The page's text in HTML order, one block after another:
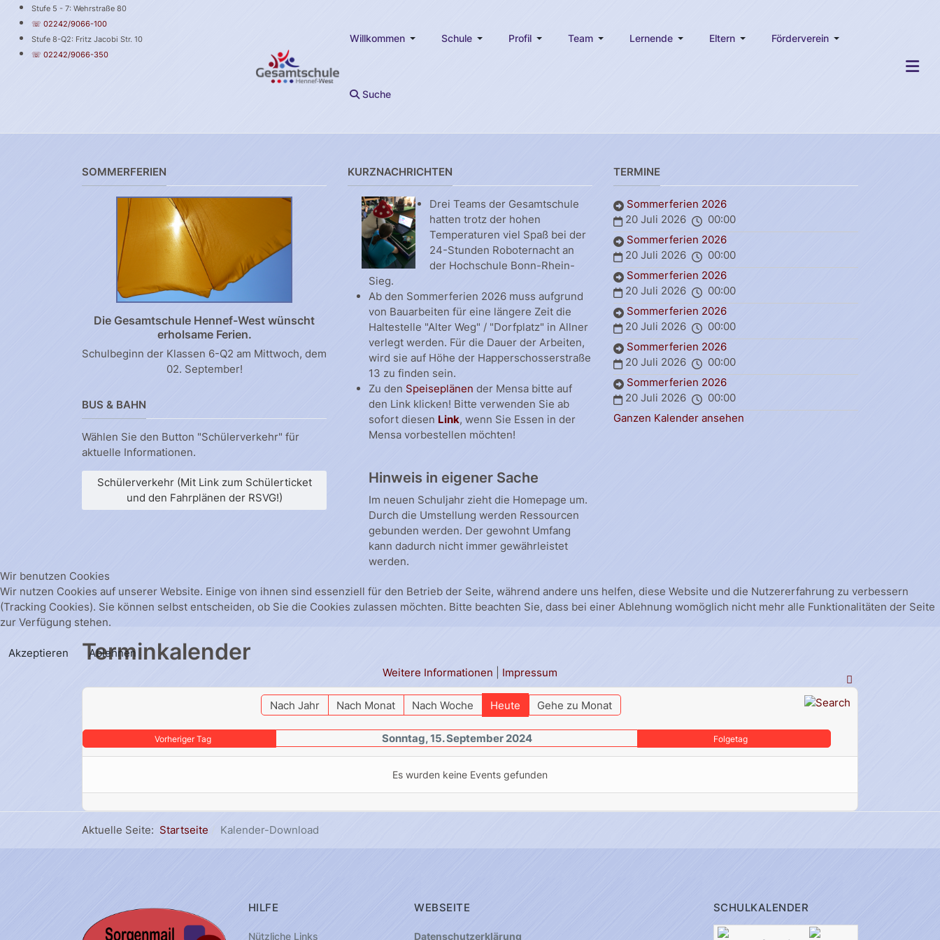
Stufe 5 - 7: Wehrstraße 80
☏ 02242/9066-100
Stufe 8-Q2: Fritz Jacobi Str. 10
☏ 02242/9066-350
Willkommen Schule Profil Team Lernende Eltern Förderverein
Suche
SOMMERFERIEN
Die Gesamtschule Hennef-West wünscht
erholsame Ferien.
Schulbeginn der Klassen 6-Q2 am Mittwoch, dem
02. September!
BUS & BAHN
Wählen Sie den Button "Schülerverkehr" für
aktuelle Informationen.
Schülerverkehr (Mit Link zum Schülerticket
und den Fahrplänen der RSVG!)
KURZNACHRICHTEN
Drei Teams der Gesamtschule
hatten trotz der hohen
Temperaturen viel Spaß bei der
24-Stunden Roboternacht an
der Hochschule Bonn-Rhein-
Sieg.
Ab den Sommerferien 2026 muss aufgrund
von Bauarbeiten für eine längere Zeit die
Haltestelle "Alter Weg" / "Dorfplatz" in Allner
verlegt werden. Für die Dauer der Arbeiten,
wird sie auf Höhe der Happerschosserstraße
13 zu finden sein.
Zu den Speiseplänen der Mensa bitte auf
den Link klicken! Bitte verwenden Sie ab
sofort diesen Link, wenn Sie Essen in der
Mensa vorbestellen möchten!
Hinweis in eigener Sache
Im neuen Schuljahr zieht die Homepage um.
Durch die Umstellung werden Ressourcen
gebunden werden. Der gewohnt Umfang
kann dadurch nicht immer gewährleistet
werden.
TERMINE
Sommerferien 2026
20 Juli 2026
00:00
Sommerferien 2026
20 Juli 2026
00:00
Sommerferien 2026
20 Juli 2026
00:00
Sommerferien 2026
20 Juli 2026
00:00
Sommerferien 2026
20 Juli 2026
00:00
Sommerferien 2026
20 Juli 2026
00:00
Ganzen Kalender ansehen
Terminkalender
Nach Jahr Nach Monat Nach Woche Heute Gehe zu Monat
Vorheriger Tag Sonntag, 15. September 2024 Folgetag
Es wurden keine Events gefunden
Aktuelle Seite: Startseite Kalender-Download
HILFE
Nützliche Links
WEBSEITE
Datenschutzerklärung
SCHULKALENDER
Wir benutzen Cookies
Wir nutzen Cookies auf unserer Website. Einige von ihnen sind essenziell für den Betrieb der Seite, während andere uns helfen, diese Website und die Nutzererfahrung zu verbessern
(Tracking Cookies). Sie können selbst entscheiden, ob Sie die Cookies zulassen möchten. Bitte beachten Sie, dass bei einer Ablehnung womöglich nicht mehr alle Funktionalitäten der Seite
zur Verfügung stehen.
Akzeptieren
Ablehnen
Weitere Informationen
Impressum